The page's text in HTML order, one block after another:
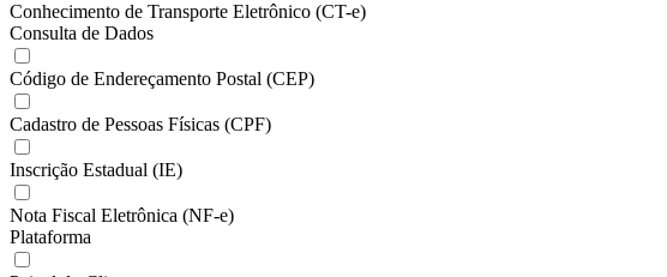
Conhecimento de Transporte Eletrônico (CT-e)
Consulta de Dados
Código de Endereçamento Postal (CEP)
Cadastro de Pessoas Físicas (CPF)
Inscrição Estadual (IE)
Nota Fiscal Eletrônica (NF-e)
Plataforma